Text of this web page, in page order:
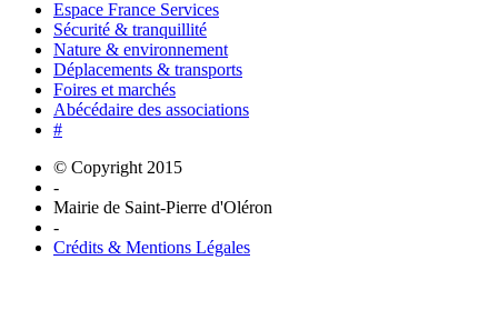
Espace France Services
Sécurité & tranquillité
Nature & environnement
Déplacements & transports
Foires et marchés
Abécédaire des associations
#
© Copyright 2015
-
Mairie de Saint-Pierre d'Oléron
-
Crédits & Mentions Légales